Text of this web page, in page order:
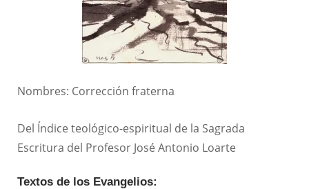
Nombres: Corrección fraterna
Del Índice teológico-espiritual de la Sagrada
Escritura del Profesor José Antonio Loarte
Textos de los Evangelios: